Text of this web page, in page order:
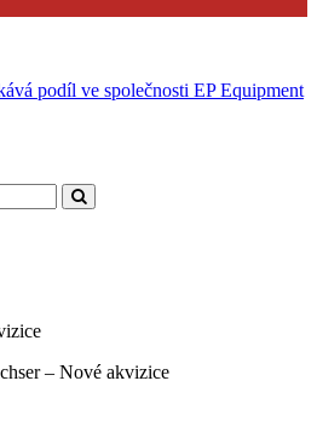
podíl ve společnosti EP Equipment
Vyhledávání
– Nové akvizice